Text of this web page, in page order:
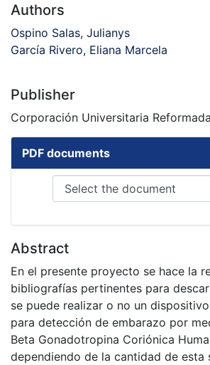
Authors
Ospino Salas, Julianys
García Rivero, Eliana Marcela
Publisher
Corporación Universitaria Reformada
PDF documents
Abstract
En el presente proyecto se hace la
bibliografías pertinentes para
se puede realizar o no un
para detección de embarazo por
Beta Gonadotropina Coriónica
dependiendo de la cantidad de esta